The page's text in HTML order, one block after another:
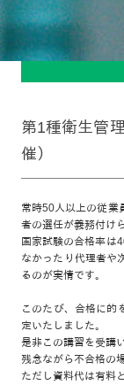
第1種衛生管
催）
常時50人以上の従業
者の選任が義務付け
国家試験の合格率は
なかったり代理者や
るのが実情です。
このたび、合格に的
定いたしました。
是非この講習を受講
残念ながら不合格の
ただし資料代は有料